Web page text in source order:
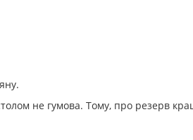
не гумова. Тому, про резерв